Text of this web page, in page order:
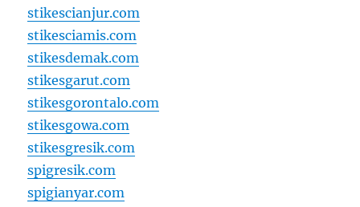
stikescianjur.com
stikesciamis.com
stikesdemak.com
stikesgarut.com
stikesgorontalo.com
stikesgowa.com
stikesgresik.com
spigresik.com
spigianyar.com